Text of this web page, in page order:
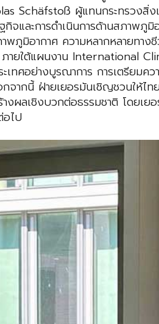
Schäfstoß ผู้แทนกระทรวง
และการดำเนินการด้านสภาพ
พภูมิอากาศ ความหลากหลายทา
ยใต้แผนงาน International
ศอย่างบูรณาการ การเตรียมค
จากนี้ ฝ่ายเยอรมันเชิญชวนให้
ลเชิงบวกต่อธรรมชาติ โดยเย
ไป